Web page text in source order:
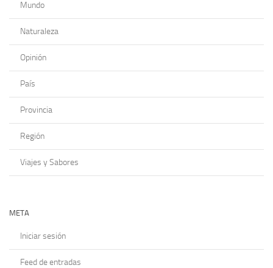
Mundo
Naturaleza
Opinión
País
Provincia
Región
Viajes y Sabores
META
Iniciar sesión
Feed de entradas